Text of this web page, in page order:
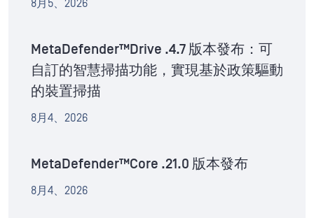
8月5、2026
MetaDefender™Drive .4.7 版本發布：可
自訂的智慧掃描功能，實現基於政策驅動
的裝置掃描
8月4、2026
MetaDefender™Core .21.0 版本發布
8月4、2026